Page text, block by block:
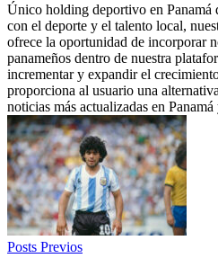
Único holding deportivo en Panamá
con el deporte y el talento local,
ofrece la oportunidad de incorporar
panameños dentro de nuestra
incrementar y expandir el
proporciona al usuario una
noticias más actualizadas en
Posts Previos